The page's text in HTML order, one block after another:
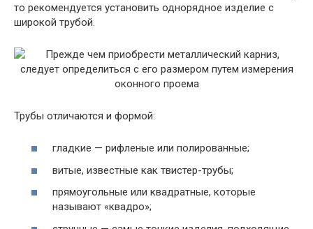
то рекомендуется установить однорядное изделие с
широкой трубой.
Трубы отличаются и формой:
гладкие — рифленые или полированные;
витые, известные как твистер-трубы;
прямоугольные или квадратные, которые
называют «квадро»;